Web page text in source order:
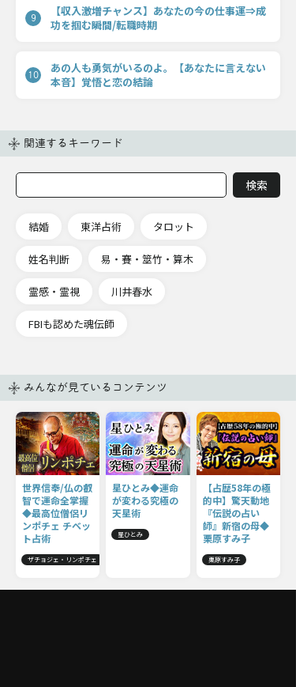
9
【収入激増チャンス】あなたの今の仕事運⇒成
功を掴む瞬間/転職時期
10
あの人も勇気がいるのよ。【あなたに言えない
本音】覚悟と恋の結論
関連するキーワード
結婚 東洋占術 タロット
姓名判断 易・賽・筮竹・算木
霊感・霊視 川井春水
FBIも認めた魂伝師
みんなが見ているコンテンツ
世界信奉/仏の叡
智で運命全掌握
◆最高位僧侶リ
ンポチェ チベッ
ト占術
ザチョジェ・リンポチェ
星ひとみ◆運命
が変わる究極の
天星術
星ひとみ
【占歴58年の極
的中】驚天動地
『伝説の占い
師』新宿の母◆
栗原すみ子
栗原すみ子